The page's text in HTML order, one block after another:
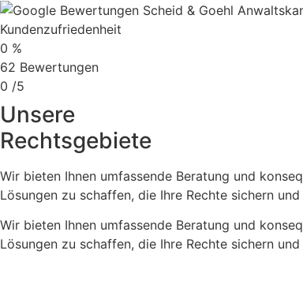
Kundenzufriedenheit
0 %
62 Bewertungen
0 /5
Unsere
Rechtsgebiete
Wir bieten Ihnen umfassende Beratung und
Lösungen zu schaffen, die Ihre Rechte sichern
Wir bieten Ihnen umfassende Beratung und
Lösungen zu schaffen, die Ihre Rechte sichern